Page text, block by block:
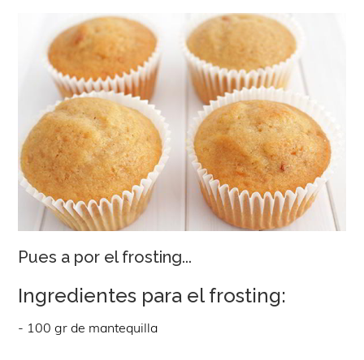
Pues a por el frosting...
Ingredientes para el frosting:
- 100 gr de mantequilla